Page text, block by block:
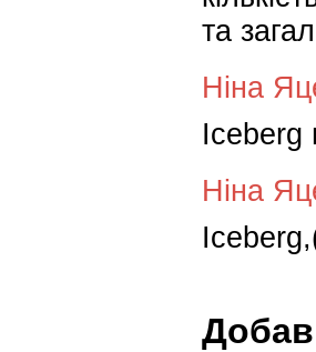
та
Ніна
Iceberg
Ніна